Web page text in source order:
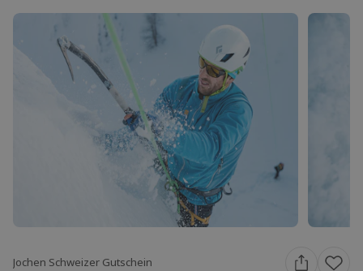
Jochen Schweizer Gutschein